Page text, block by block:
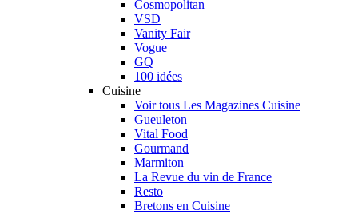
Cosmopolitan
VSD
Vanity Fair
Vogue
GQ
100 idées
Cuisine
Voir tous Les Magazines Cuisine
Gueuleton
Vital Food
Gourmand
Marmiton
La Revue du vin de France
Resto
Bretons en Cuisine